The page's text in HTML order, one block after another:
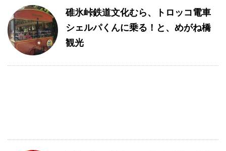
碓氷峠鉄道文化むら、トロッコ電車
シェルパくんに乗る！と、めがね橋
観光